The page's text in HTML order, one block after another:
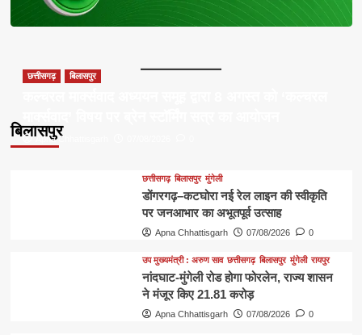
बिलासपुर
छत्तीसगढ़ बिलासपुर
Apna Chhattisgarh
छत्तीसगढ़ बिलासपुर मुंगेली
डोंगरगढ़–कटघोरा नई रेल लाइन की स्वीकृति
पर जनआभार का अभूतपूर्व उत्साह
Apna Chhattisgarh 07/08/2026 0
उप मुख्यमंत्री : अरुण साव छत्तीसगढ़ बिलासपुर मुंगेली रायपुर
नांदघाट-मुंगेली रोड होगा फोरलेन, राज्य शासन
ने मंजूर किए 21.81 करोड़
Apna Chhattisgarh 07/08/2026 0